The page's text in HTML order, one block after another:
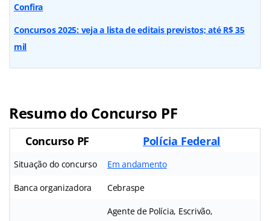
Confira
Concursos 2025: veja a lista de editais previstos; até R$ 35
mil
Resumo do Concurso PF
Concurso PF Polícia Federal
Situação do concurso Em andamento
Banca organizadora Cebraspe
Agente de Polícia, Escrivão,